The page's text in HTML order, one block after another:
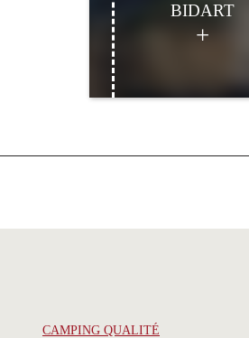
BIDART
CAMPING QUALITÉ